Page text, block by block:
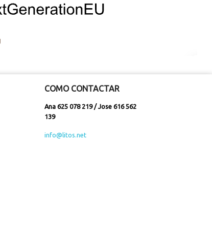
COMO CONTACTAR
Ana 625 078 219 / Jose 616 562
139
info@litos.net